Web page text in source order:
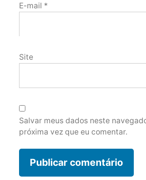
E-mail *
Site
Salvar meus dados neste
próxima vez que eu comentar.